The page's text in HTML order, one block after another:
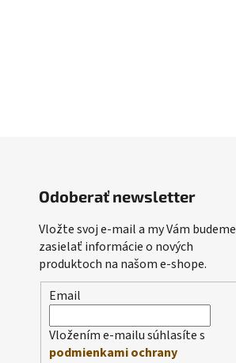
Odoberať newsletter
Vložte svoj e-mail a my Vám budeme
zasielať informácie o nových
produktoch na našom e-shope.
Email
Vložením e-mailu súhlasíte s
podmienkami ochrany